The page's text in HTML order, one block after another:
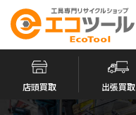
店頭買取 出張買取